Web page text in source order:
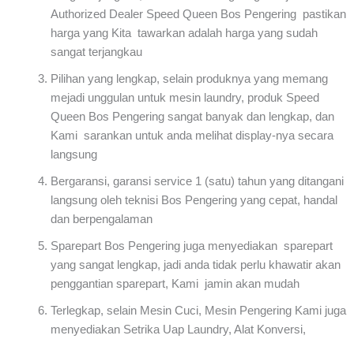
Authorized Dealer Speed Queen Bos Pengering pastikan
harga yang Kita tawarkan adalah harga yang sudah
sangat terjangkau
Pilihan yang lengkap, selain produknya yang memang
mejadi unggulan untuk mesin laundry, produk Speed
Queen Bos Pengering sangat banyak dan lengkap, dan
Kami sarankan untuk anda melihat display-nya secara
langsung
Bergaransi, garansi service 1 (satu) tahun yang ditangani
langsung oleh teknisi Bos Pengering yang cepat, handal
dan berpengalaman
Sparepart Bos Pengering juga menyediakan sparepart
yang sangat lengkap, jadi anda tidak perlu khawatir akan
penggantian sparepart, Kami jamin akan mudah
Terlegkap, selain Mesin Cuci, Mesin Pengering Kami juga
menyediakan Setrika Uap Laundry, Alat Konversi,